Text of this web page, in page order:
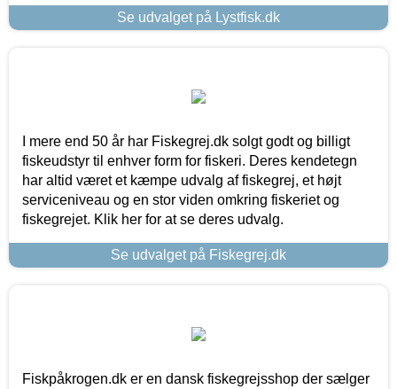
Se udvalget på Lystfisk.dk
I mere end 50 år har Fiskegrej.dk solgt godt og billigt
fiskeudstyr til enhver form for fiskeri. Deres kendetegn
har altid været et kæmpe udvalg af fiskegrej, et højt
serviceniveau og en stor viden omkring fiskeriet og
fiskegrejet. Klik her for at se deres udvalg.
Se udvalget på Fiskegrej.dk
Fiskpåkrogen.dk er en dansk fiskegrejsshop der sælger